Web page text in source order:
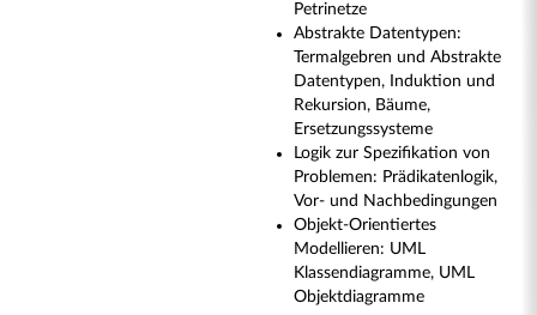
Petrinetze
Abstrakte Datentypen:
Termalgebren und Abstrakte
Datentypen, Induktion und
Rekursion, Bäume,
Ersetzungssysteme
Logik zur Spezifikation von
Problemen: Prädikatenlogik,
Vor- und Nachbedingungen
Objekt-Orientiertes
Modellieren: UML
Klassendiagramme, UML
Objektdiagramme